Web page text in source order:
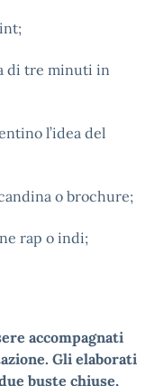
di tre minuti in
l’idea del
o brochure;
rap o indi;
accompagnati
Gli elaborati
buste chiuse,